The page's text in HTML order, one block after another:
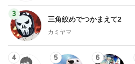
3
三角絞めでつかまえて2
カミヤマ
4 5 6